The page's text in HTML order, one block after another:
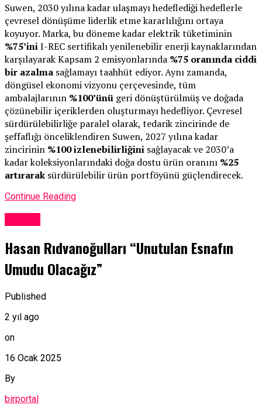
Suwen, 2030 yılına kadar ulaşmayı hedeflediği hedeflerle
çevresel dönüşüme liderlik etme kararlılığını ortaya
koyuyor. Marka, bu döneme kadar elektrik tüketiminin
%75’iniI-REC sertifikalı yenilenebilir enerji kaynaklarından
karşılayarak Kapsam 2 emisyonlarında %75 oranında ciddi
bir azalma sağlamayı taahhüt ediyor. Aynı zamanda,
döngüsel ekonomi vizyonu çerçevesinde, tüm
ambalajlarının %100’ünü geri dönüştürülmüş ve doğada
çözünebilir içeriklerden oluşturmayı hedefliyor. Çevresel
sürdürülebilirliğe paralel olarak, tedarik zincirinde de
şeffaflığı önceliklendiren Suwen, 2027 yılına kadar
zincirinin %100 izlenebilirliğini sağlayacak ve 2030’a
kadar koleksiyonlarındaki doğa dostu ürün oranını %25
artırarak sürdürülebilir ürün portföyünü güçlendirecek.
Continue Reading
Hasan Rıdvanoğulları “Unutulan Esnafın
Umudu Olacağız”
Published
2 yıl ago
on
16 Ocak 2025
By
birportal